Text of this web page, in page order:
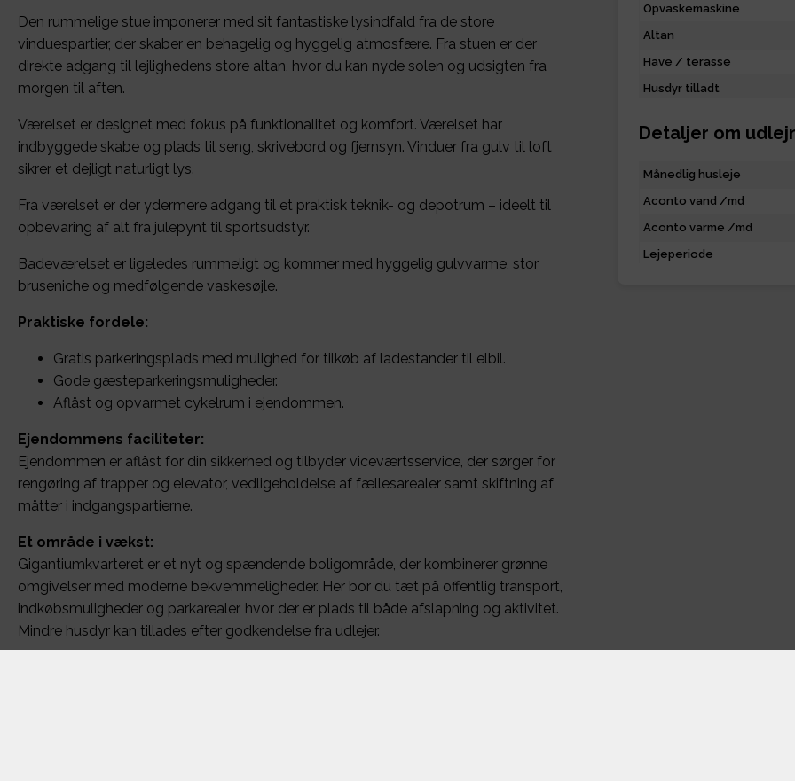
Den rummelige stue imponerer med sit fantastiske lysindfald fra de store
vinduespartier, der skaber en behagelig og hyggelig atmosfære. Fra stuen er der
direkte adgang til lejlighedens store altan, hvor du kan nyde solen og udsigten fra
morgen til aften.
Værelset er designet med fokus på funktionalitet og komfort. Værelset har
indbyggede skabe og plads til seng, skrivebord og fjernsyn. Vinduer fra gulv til loft
sikrer et dejligt naturligt lys.
Fra værelset er der ydermere adgang til et praktisk teknik- og depotrum – ideelt til
opbevaring af alt fra julepynt til sportsudstyr.
Badeværelset er ligeledes rummeligt og kommer med hyggelig gulvvarme, stor
bruseniche og medfølgende vaskesøjle.
Praktiske fordele:
Gratis parkeringsplads med mulighed for tilkøb af ladestander til elbil.
Gode gæsteparkeringsmuligheder.
Aflåst og opvarmet cykelrum i ejendommen.
Ejendommens faciliteter:
Ejendommen er aflåst for din sikkerhed og tilbyder viceværtsservice, der sørger for
rengøring af trapper og elevator, vedligeholdelse af fællesarealer samt skiftning af
måtter i indgangspartierne.
Et område i vækst:
Gigantiumkvarteret er et nyt og spændende boligområde, der kombinerer grønne
omgivelser med moderne bekvemmeligheder. Her bor du tæt på offentlig transport,
indkøbsmuligheder og parkarealer, hvor der er plads til både afslapning og aktivitet.
Mindre husdyr kan tillades efter godkendelse fra udlejer.
Opvaskemaskine
Altan
Have / terasse
Husdyr tilladt
Detaljer om
Månedlig husleje
Aconto vand /md
Aconto varme /md
Lejeperiode